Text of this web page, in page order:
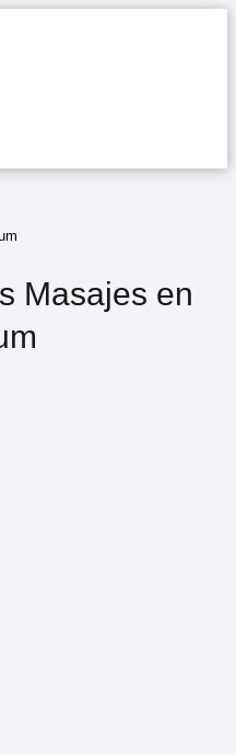
Masajes en